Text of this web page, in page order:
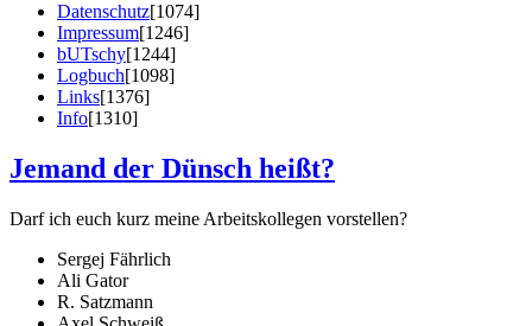
Datenschutz[1074]
Impressum[1246]
bUTschy[1244]
Logbuch[1098]
Links[1376]
Info[1310]
Jemand der Dünsch heißt?
Darf ich euch kurz meine Arbeitskollegen vorstellen?
Sergej Fährlich
Ali Gator
R. Satzmann